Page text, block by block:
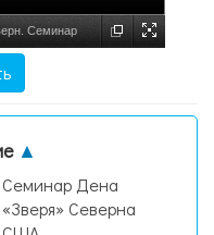
Семинар
▲
Семинар Дена
«Зверя» Северна